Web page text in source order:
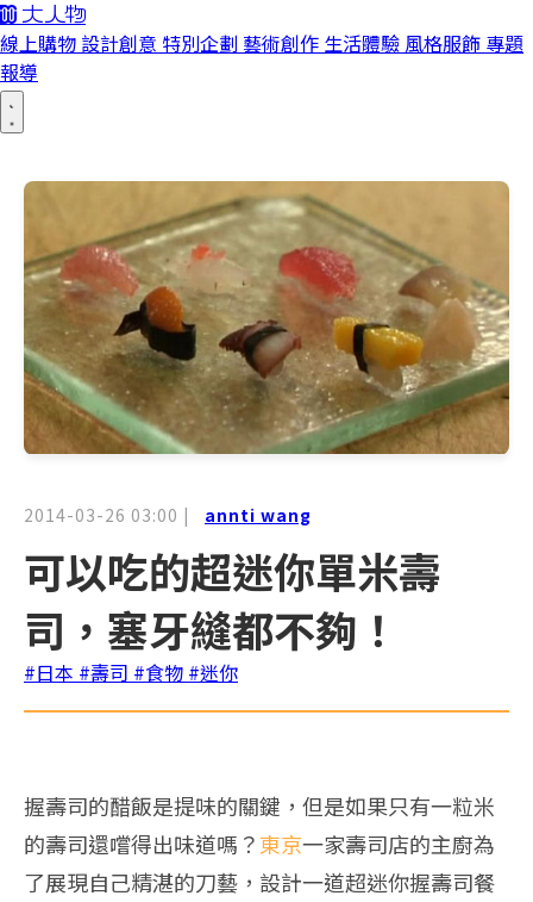
線上購物 設計創意 特別企劃 藝術創作 生活體驗 風格服飾 專題
報導
2014-03-26 03:00 | annti wang
可以吃的超迷你單米壽
司，塞牙縫都不夠！
#日本 #壽司 #食物 #迷你
握壽司的醋飯是提味的關鍵，但是如果只有一粒米
的壽司還嚐得出味道嗎？東京一家壽司店的主廚為
了展現自己精湛的刀藝，設計一道超迷你握壽司餐